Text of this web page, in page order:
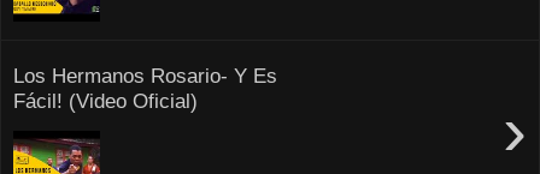
Los Hermanos Rosario- Y Es
Fácil! (Video Oficial)
›